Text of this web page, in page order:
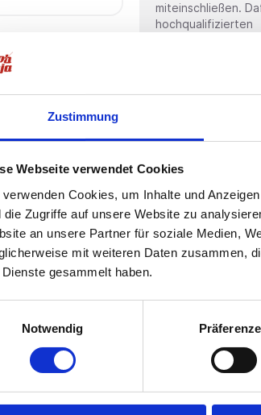
Zustimmung
Webseite verwendet Cookies
verwenden Cookies, um Inhalte und
die Zugriffe auf unsere Website zu
an unsere Partner für soziale Medien,
mit weiteren Daten zusammen,
gesammelt haben.
Notwendig
miteinschließen.
hochqualifizierten
form.in
FROM DESIGN TO FUNCTION
einsetzen, um
Anspruch zu fertigen?
Team in Eschbach
Medizintechnik,
Premium
Denk